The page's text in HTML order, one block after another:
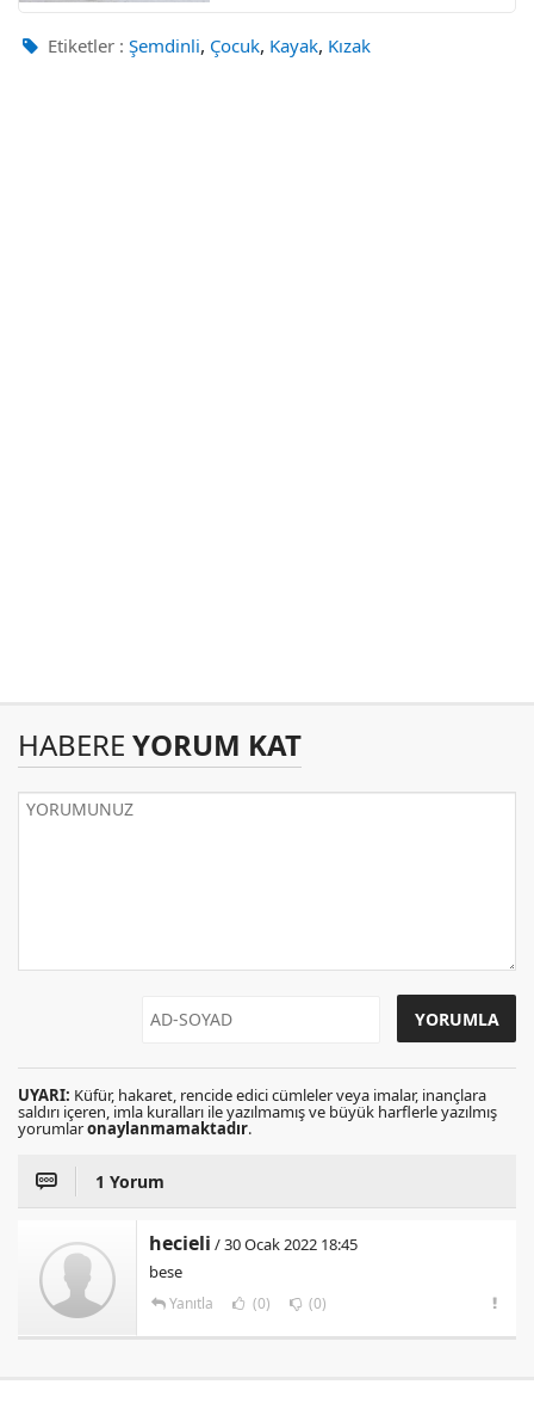
Etiketler : Şemdinli, Çocuk, Kayak, Kızak
HABERE YORUM KAT
UYARI: Küfür, hakaret, rencide edici cümleler veya imalar, inançlara
saldırı içeren, imla kuralları ile yazılmamış ve büyük harflerle yazılmış
yorumlaronaylanmamaktadır.
1 Yorum
hecieli / 30 Ocak 2022 18:45
bese
Yanıtla (0) (0)